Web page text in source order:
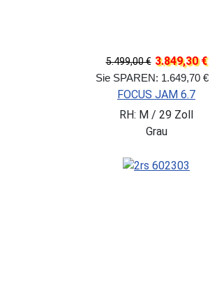
5.499,00 € 3.849,30 €
Sie SPAREN: 1.649,70 €
FOCUS JAM 6.7
RH: M / 29 Zoll
Grau